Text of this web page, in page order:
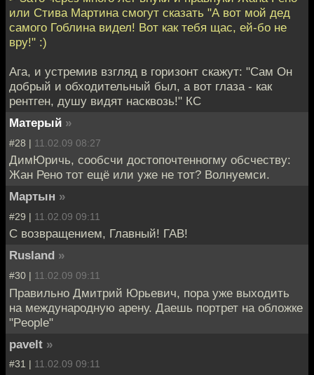
или Стива Мартина смогут сказать "А вот мой дед
самого Гоблина видел! Вот как тебя щас, ей-бо не
вру!" :)
Ага, и устремив взгляд в горизонт скажут: "Сам Он
добрый и обходительный был, а вот глаза - как
рентген, душу видят насквозь!" КС
Матерый »
#28 | 11.02.09 08:27
ДимЮричь, сообсчи достопочтенногму обсчеству:
Жан Рено тот ещё или уже не тот? Волнуемси.
Мартын »
#29 | 11.02.09 09:11
С возвращением, Главный! ГАВ!
Rusland »
#30 | 11.02.09 09:11
Правильно Дмитрий Юрьевич, пора уже выходить
на международную арену. Даешь портрет на обложке
"People"
pavelt »
#31 | 11.02.09 09:11